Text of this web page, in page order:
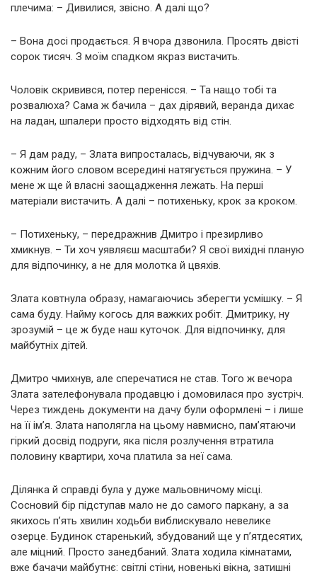
плечима: – Дивилися, звісно. А далі що?
– Вона досі продається. Я вчора дзвонила. Просять двісті
сорок тисяч. З моїм спадком якраз вистачить.
Чоловік скривився, потер перенісся. – Та нащо тобі та
розвалюха? Сама ж бачила – дах дірявий, веранда дихає
на ладан, шпалери просто відходять від стін.
– Я дам раду, – Злата випросталась, відчуваючи, як з
кожним його словом всередині натягується пружина. – У
мене ж ще й власні заощадження лежать. На перші
матеріали вистачить. А далі – потихеньку, крок за кроком.
– Потихеньку, – передражнив Дмитро і презирливо
хмикнув. – Ти хоч уявляєш масштаби? Я свої вихідні планую
для відпочинку, а не для молотка й цвяхів.
Злата ковтнула образу, намагаючись зберегти усмішку. – Я
сама буду. Найму когось для важких робіт. Дмитрику, ну
зрозумій – це ж буде наш куточок. Для відпочинку, для
майбутніх дітей.
Дмитро чмихнув, але сперечатися не став. Того ж вечора
Злата зателефонувала продавцю і домовилася про зустріч.
Через тиждень документи на дачу були оформлені – і лише
на її ім’я. Злата наполягла на цьому навмисно, пам’ятаючи
гіркий досвід подруги, яка після розлучення втратила
половину квартири, хоча платила за неї сама.
Ділянка й справді була у дуже мальовничому місці.
Сосновий бір підступав мало не до самого паркану, а за
якихось п’ять хвилин ходьби виблискувало невелике
озерце. Будинок старенький, збудований ще у п’ятдесятих,
але міцний. Просто занедбаний. Злата ходила кімнатами,
вже бачачи майбутнє: світлі стіни, новенькі вікна, затишні